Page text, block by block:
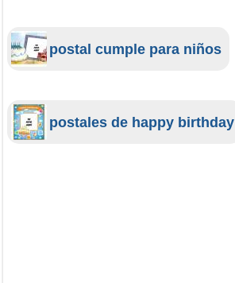
postal cumple para niños
postales de happy birthday